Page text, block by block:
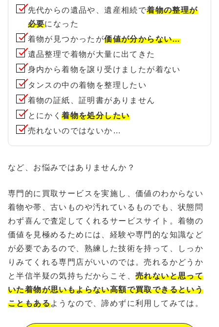
先代からの遺品や、遺産相続で着物の整理が
必要になった
着物が見つかったが価値が分からない…
遺品整理で着物が大量に出てきた
身内から着物を譲り受けましたが着ない
タンスの中の着物を整理したい
着物の証紙、証明書がありません
とにかく着物を処分したい
売れないのではないか…
など、お悩みではありませんか？
専門的に買取サービスを実施し、価値のわからない
着物や帯、古いものや汚れているものでも、状態問
わず喜んで査定してくれるサービスサイト。着物の
価値を見極めるためには、経験や専門的な知識など
が必要であるので、熟練した技術を持って、しっか
りみてくれる専門店がいいのでは。売れるかどうか
と半信半疑の気持ちだからこそ、 売れないと思って
いた着物が思いもよらない高額で買取できるという
こともあるようなので、諦めずに利用してみては。